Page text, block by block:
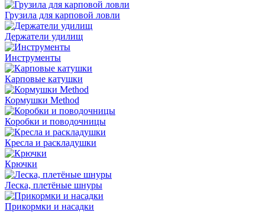
Грузила для карповой ловли
Держатели удилищ
Инструменты
Карповые катушки
Кормушки Method
Коробки и поводочницы
Кресла и раскладушки
Крючки
Леска, плетёные шнуры
Прикормки и насадки